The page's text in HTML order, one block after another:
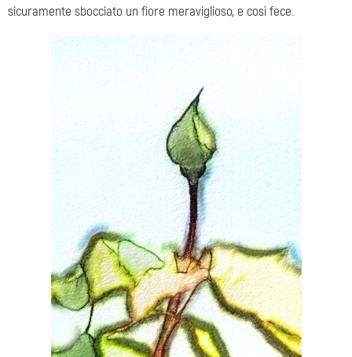
sicuramente sbocciato un fiore meraviglioso, e così fece.